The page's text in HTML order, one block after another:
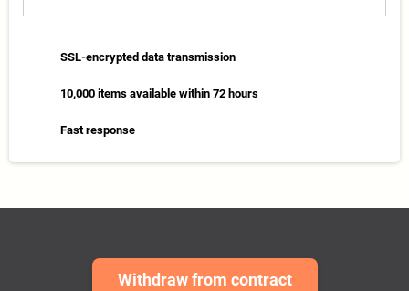
SSL-encrypted data transmission
10,000 items available within 72 hours
Fast response
Withdraw from contract